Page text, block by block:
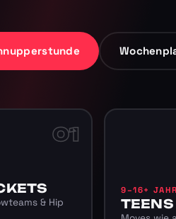
01
& Hip
9–16+
TEENS